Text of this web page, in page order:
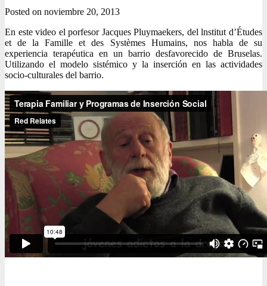
Posted on noviembre 20, 2013
En este video el porfesor Jacques Pluymaekers, del lnstitut d’Études
et de la Famille et des Systèmes Humains, nos habla de su
experiencia terapéutica en un barrio desfavorecido de Bruselas.
Utilizando el modelo sistémico y la inserción en las actividades
socio-culturales del barrio.